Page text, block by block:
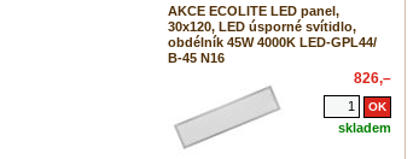
AKCE ECOLITE LED panel,
30x120, LED úsporné svítidlo,
obdélník 45W 4000K LED-GPL44/
B-45 N16
826,–
skladem